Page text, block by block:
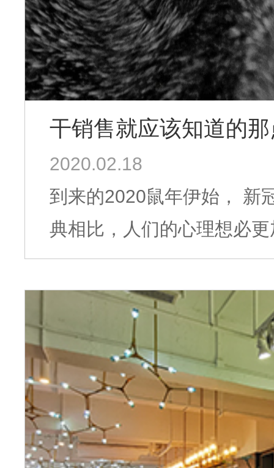
干销售就应该知道的
2020.02.18
到来的2020鼠年伊始， 新冠肺炎搅动着整个世界的神经，和经历的非
典相比，人们的心理想必
互联网时代，各种疫情资
抗病毒的爱国情怀，为支
来自国内外的组织、企业
天使送上弥足珍贵的物品